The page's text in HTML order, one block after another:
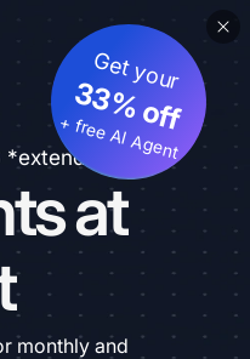
at
Get your
33% off
+ free AI Agent
monthly and